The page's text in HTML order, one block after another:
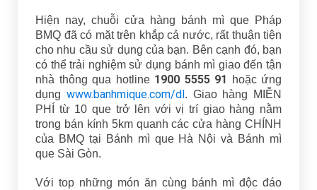
Hiện nay, chuỗi cửa hàng bánh mì que Pháp
BMQ đã có mặt trên khắp cả nước, rất thuận tiện
cho nhu cầu sử dụng của bạn. Bên cạnh đó, bạn
có thể trải nghiệm sử dụng bánh mì giao đến tận
nhà thông qua hotline 1900 5555 91
hoặc ứng
dụng www.banhmique.com/dl . Giao hàng MIỄN
PHÍ từ 10 que trở lên với vị trí giao hàng nằm
trong bán kính 5km quanh các cửa hàng CHÍNH
của BMQ tại Bánh mì que Hà Nội và Bánh mì
que Sài Gòn.
Với top những món ăn cùng bánh mì độc đáo